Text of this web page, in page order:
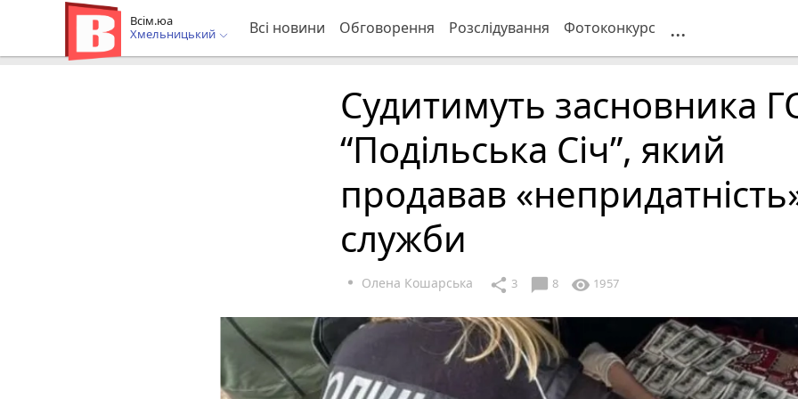
Всім.юа
Хмельницький
Всі новини Обговорення Розслідування Фотоконкурс ...
Судитимуть засновника
“Подільська Січ”, який
продавав
служби
Олена Кошарська share 3 chat_bubble 8 visibility 1957